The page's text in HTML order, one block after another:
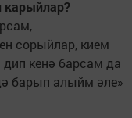
карыйлар?
сорыйлар, кием
дип кенә барсам да
барып алыйм әле»